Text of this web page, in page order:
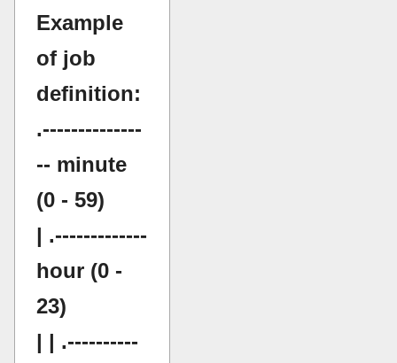
Example
of job
definition:
.--------------
-- minute
(0 - 59)
| .-------------
hour (0 -
23)
| | .----------